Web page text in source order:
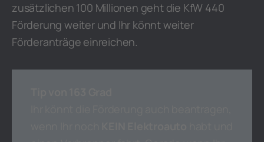
zusätzlichen 100 Millionen geht die KfW 440
Förderung weiter und Ihr könnt weiter
Förderanträge einreichen.